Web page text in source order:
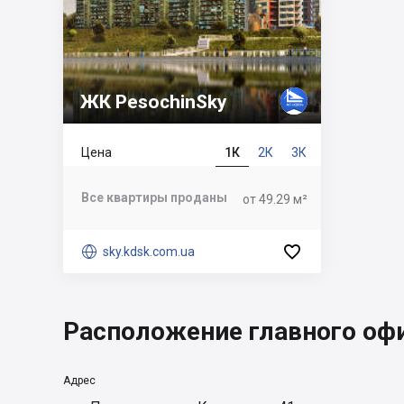
ЖК PesochinSky
1К 2К 3К
Цена
от 49.29 м²
Все квартиры проданы
 sky.kdsk.com.ua 
Расположение главного
Адрес